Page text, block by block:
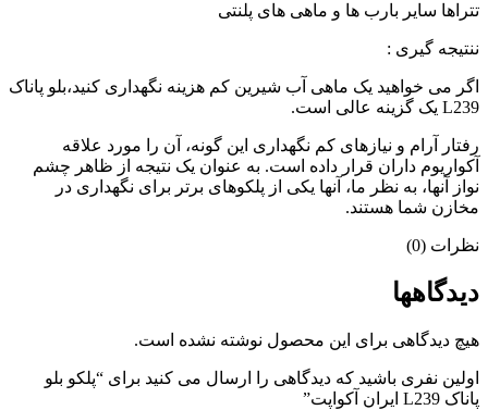
تتراها سایر بارب ها و ماهی های پلنتی
ننتیجه گیری :
اگر می خواهید یک ماهی آب شیرین کم هزینه نگهداری کنید،بلو پاناک
L239 یک گزینه عالی است.
رفتار آرام و نیازهای کم نگهداری این گونه، آن را مورد علاقه
آکواریوم داران قرار داده است. به عنوان یک نتیجه از ظاهر چشم
نواز آنها، به نظر ما، آنها یکی از پلکوهای برتر برای نگهداری در
مخازن شما هستند.
نظرات (0)
دیدگاهها
هیچ دیدگاهی برای این محصول نوشته نشده است.
اولین نفری باشید که دیدگاهی را ارسال می کنید برای “پلکو بلو
پاناک L239 ایران آکواپت”